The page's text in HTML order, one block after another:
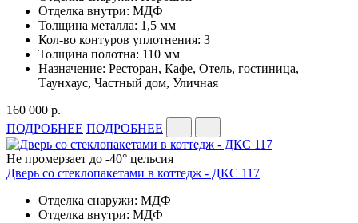
Отделка внутри: МДФ
Толщина металла: 1,5 мм
Кол-во контуров уплотнения: 3
Толщина полотна: 110 мм
Назначение: Ресторан, Кафе, Отель, гостиница,
Таунхаус, Частный дом, Уличная
160 000 р.
ПОДРОБНЕЕ ПОДРОБНЕЕ
Не промерзает до -40° цельсия
Дверь со стеклопакетами в коттедж - ДКС 117
Отделка снаружи: МДФ
Отделка внутри: МДФ